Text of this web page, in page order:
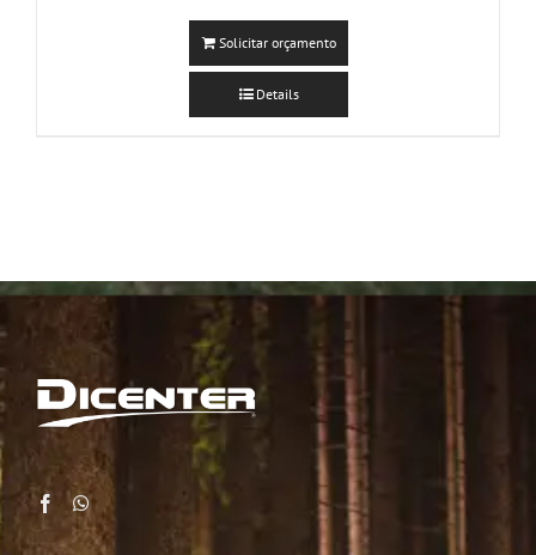
Solicitar orçamento
Details